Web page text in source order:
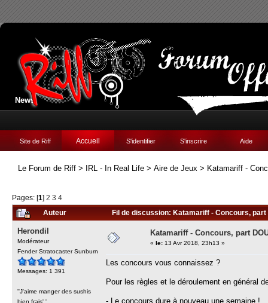
News:
Site de Riff Accueil S'identifier S'inscrire Aide
Le Forum de Riff > IRL - In Real Life > Aire de Jeux > Katamariff -
Pages: [1] 2 3 4
Auteur
Fil de discussion: Katamariff - Concours, part
Herondil
Modérateur
Fender Stratocaster Sunburn
Messages: 1 391
''J'aime manger des sushis
bien frais'.'
Katamariff - Concours, part
« le: 13 Avr 2018, 23h13 »
Les concours vous connaissez ?
Pour les règles et le déroulement en général
- Le concours dure à nouveau une semaine !